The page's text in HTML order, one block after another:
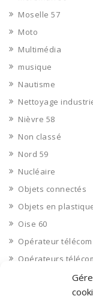
Moselle 57
Moto
Multimédia
musique
Nautisme
Nettoyage
Nièvre 58
Non classé
Nord 59
Nucléaire
Objets connectés
Objets en
Oise 60
Opérateur télécom
Opérateurs